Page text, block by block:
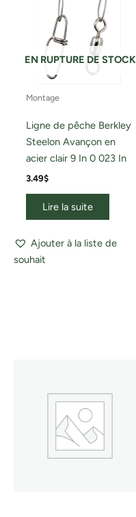
EN RUPTURE DE STOCK
Montage
Ligne de pêche Berkley
Steelon Avançon en
acier clair 9 In 0 023 In
3.49$
Lire la suite
Ajouter à la liste de
souhait